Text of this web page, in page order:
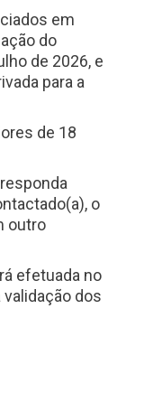
em
do
de 2026, e
para a
de 18
o
outro
efetuada no
dos